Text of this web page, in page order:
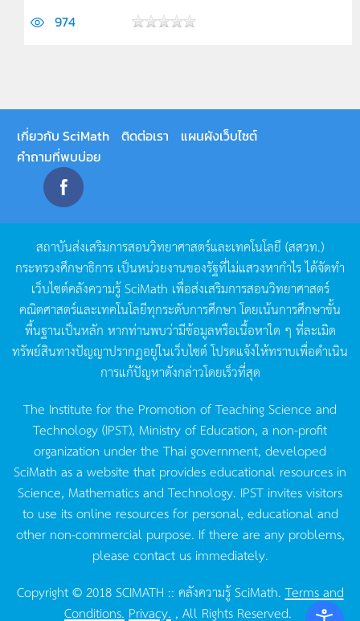
974
เกี่ยวกับ SciMath ติดต่อเรา
แผนผังเว็บไซต์
คำถามที่พบบ่อย
สถาบันส่งเสริมการสอนวิทยาศาสตร์และเทคโนโลยี (สสวท.)
กระทรวงศึกษาธิการ เป็นหน่วยงานของรัฐที่ไม่แสวงหากำไรได้จัดทำ
เว็บไซต์คลังความรู้SciMath เพื่อส่งเสริมการสอนวิทยาศาสตร์
คณิตศาสตร์และเทคโนโลยีทุกระดับการศึกษา โดยเน้นการศึกษาขั้น
พื้นฐานเป็นหลัก หากท่านพบว่ามีข้อมูลหรือเนื้อหาใด ๆ ที่ละเมิด
ทรัพย์สินทางปัญญาปรากฏอยู่ในเว็บไซต์โปรดแจ้งให้ทราบเพื่อดำเนิน
การแก้ปัญหาดังกล่าวโดยเร็วที่สุด
The Institute for the Promotion of Teaching Science and
Technology (IPST), Ministry of Education, a non-profit
organization under the Thai government, developed
SciMath as a website that provides educational resources in
Science, Mathematics and Technology. IPST invites visitors
to use its online resources for personal, educational and
other non-commercial purpose. If there are any problems,
please contact us immediately.
Copyright © 2018 SCIMATH :: คลังความรู้ SciMath.Terms and
Conditions. Privacy. , All Rights Reserved.